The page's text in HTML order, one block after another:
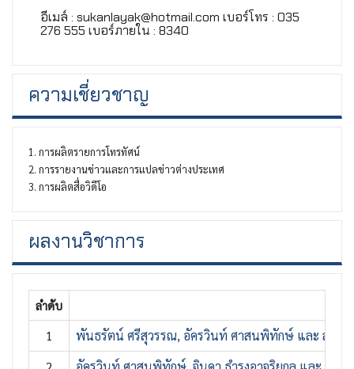
อีเมล์ : sukanlayak@hotmail.com เบอร์โทร : 035
276 555 เบอร์ภายใน : 8340
ความเชี่ยวชาญ
1. การผลิตรายการโทรทัศน์
2. การรายงานข่าวและการแปลข่าวต่างประเทศ
3. การผลิตสื่อวิดีโอ
ผลงานวิชาการ
ลำดับ
1
พันธรัตน์ ศรีสุวรรณ, อัครวินท์ ศาสนพิทักษ์ และ สุกัลย